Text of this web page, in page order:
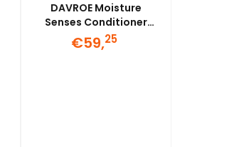
DAVROE Moisture
Senses Conditioner
1000ML
€59,25